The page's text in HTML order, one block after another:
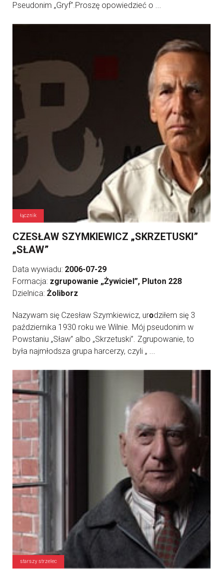
Pseudonim „Gryf”.Proszę opowiedzieć o ...
łącznik
CZESŁAW SZYMKIEWICZ „SKRZETUSKI”
„SŁAW”
Data wywiadu: 2006-07-29
Formacja: zgrupowanie „Żywiciel”, Pluton 228
Dzielnica: Żoliborz
Nazywam się Czesław Szymkiewicz, urodziłem się 3
października 1930 roku we Wilnie. Mój pseudonim w
Powstaniu „Sław” albo „Skrzetuski”. Zgrupowanie, to
była najmłodsza grupa harcerzy, czyli „ ...
starszy strzelec